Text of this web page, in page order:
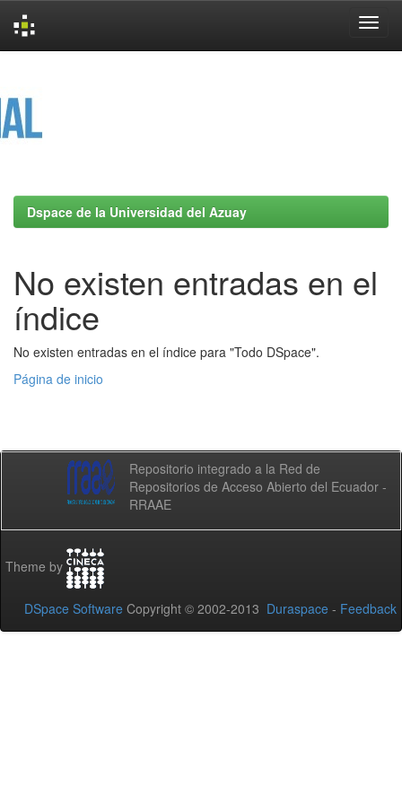
Dspace de la Universidad del Azuay
No existen entradas en el
índice
No existen entradas en el índice para "Todo DSpace".
Página de inicio
Repositorio integrado a la Red de
Repositorios de Acceso Abierto del Ecuador -
RRAAE
Theme by
DSpace Software Copyright © 2002-2013 Duraspace - Feedback